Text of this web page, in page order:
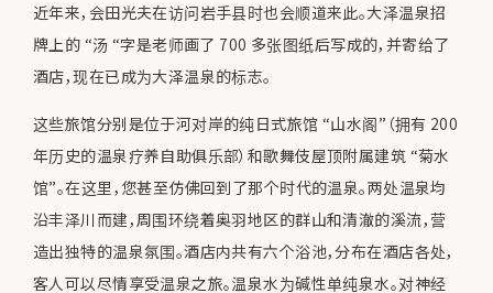
近年来，会田光夫在访问岩手县时也会顺道来此。大泽温泉招
牌上的 “汤 “字是老师画了 700 多张图纸后写成的，并寄给了
酒店，现在已成为大泽温泉的标志。
这些旅馆分别是位于河对岸的纯日式旅馆 “山水阁”（拥有 200
年历史的温泉疗养自助俱乐部）和歌舞伎屋顶附属建筑 “菊水
馆”。在这里，您甚至仿佛回到了那个时代的温泉。两处温泉均
沿丰泽川而建，周围环绕着奥羽地区的群山和清澈的溪流，营
造出独特的温泉氛围。酒店内共有六个浴池，分布在酒店各处，
客人可以尽情享受温泉之旅。温泉水为碱性单纯泉水。对神经